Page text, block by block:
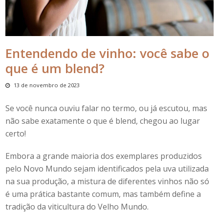
Entendendo de vinho: você sabe o
que é um blend?
13 de novembro de 2023
Se você nunca ouviu falar no termo, ou já escutou, mas
não sabe exatamenteo que é blend, chegou ao lugar
certo!
Embora a grande maioria dos exemplares produzidos
pelo Novo Mundo sejam identificados pela uva utilizada
na sua produção, a mistura de diferentes vinhos não só
é uma prática bastante comum, mas também define a
tradição da viticultura do Velho Mundo.